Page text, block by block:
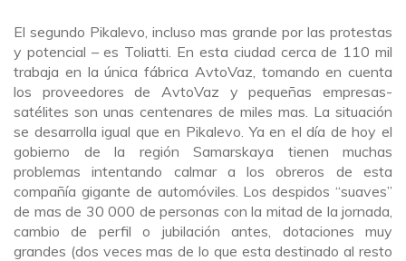
El segundo Pikalevo, incluso mas grande por las protestas
y potencial – es Toliatti. En esta ciudad cerca de 110 mil
trabaja en la única fábrica AvtoVaz, tomando en cuenta
los proveedores de AvtoVaz y pequeñas empresas-
satélites son unas centenares de miles mas. La situación
se desarrolla igual que en Pikalevo. Ya en el día de hoy el
gobierno de la región Samarskaya tienen muchas
problemas intentando calmar a los obreros de esta
compañía gigante de automóviles. Los despidos “suaves”
de mas de 30 000 de personas con la mitad de la jornada,
cambio de perfil o jubilación antes, dotaciones muy
grandes (dos veces mas de lo que esta destinado al resto